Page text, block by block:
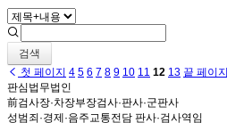
검색
첫 페이지 4 5 6 7 8 9 10 11 12 13 끝 페이지
판심법무법인
前검사장·차장부장검사·판사·군판사
성범죄·경제·음주교통전담 판사·검사역임